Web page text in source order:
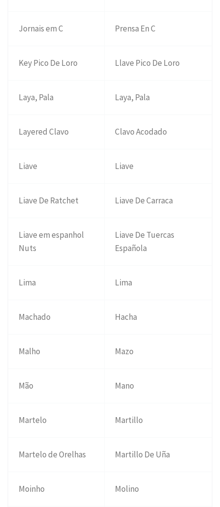
Jornais em C Prensa En C
Key Pico De Loro Llave Pico De Loro
Laya, Pala Laya, Pala
Layered Clavo Clavo Acodado
Liave Liave
Liave De Ratchet Liave De Carraca
Liave em espanhol
Nuts
Liave De Tuercas
Española
Lima Lima
Machado Hacha
Malho Mazo
Mão Mano
Martelo Martillo
Martelo de Orelhas Martillo De Uña
Moinho Molino